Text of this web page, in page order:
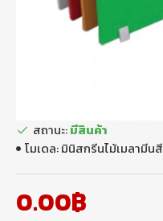
0.00฿
สถานะ:มีสินค้า
โมเดล:มินิสกรีนไม้เมลามีนสี